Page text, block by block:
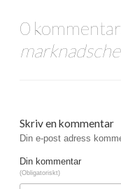
0
Skriv en kommentar
Din e-post adress
Din kommentar
(Obligatoriskt)